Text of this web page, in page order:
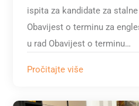
ispita za kandidate za
Obavijest o terminu za
u rad Obavijest o terminu…
Pročitajte više